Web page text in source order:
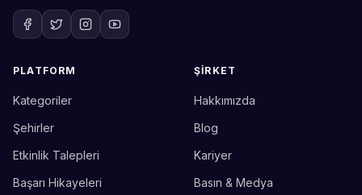
PLATFORM
Kategoriler
Şehirler
Etkinlik Talepleri
Başarı Hikayeleri
ŞIRKET
Hakkımızda
Blog
Kariyer
Basın & Medya
Etkinlik uzmanınız
Merhaba! Size nasıl yardımcı
bize ulaşabilirsiniz.